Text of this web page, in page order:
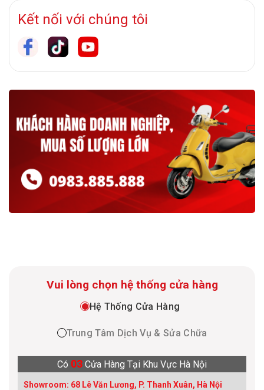
Kết nối với chúng tôi
Vui lòng chọn hệ thống cửa hàng
Hệ Thống Cửa Hàng
Trung Tâm Dịch Vụ & Sửa Chữa
Có 03 Cửa Hàng Tại Khu Vực Hà Nội
Showroom: 68 Lê Văn Lương, P. Thanh Xuân, Hà Nội